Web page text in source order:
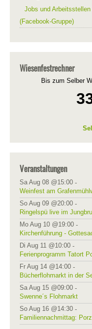
Jobs und
(Facebook-Gruppe)
Wiesenfestrechner
Bis zum Selber
Veranstaltungen
Sa Aug 08 @15:00 -
Weinfest am
So Aug 09 @20:00 -
Ringelspü live im
Mo Aug 10 @19:00 -
Kirchenführung -
Di Aug 11 @10:00 -
Ferienprogramm Tatort
Fr Aug 14 @14:00 -
Bücherflohmarkt in der
Sa Aug 15 @09:00 -
Swenne´s Flohmarkt
So Aug 16 @14:30 -
Familiennachmittag: